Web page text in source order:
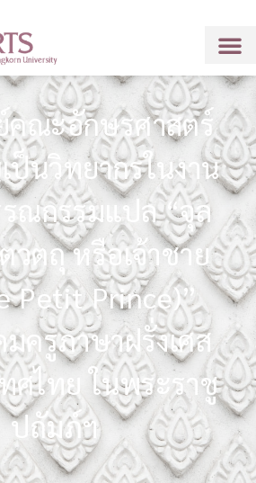
คณะอักษรศาสตร์
ป็นวิทยากรในงาน
รณกรรมแปล “จุล
วตถุ หรือเจ้าชาย
Petit Prince)”
ครูภาษาฝรั่งเศส
ศไทย ในพระราชู
ปถัมภ์ฯ